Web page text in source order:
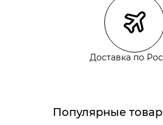
Курьерская доставка СДЭК
Самовывоз из пункта
Самовывоз из наших
Самовывоз из пункта
Доставка по
Популярные